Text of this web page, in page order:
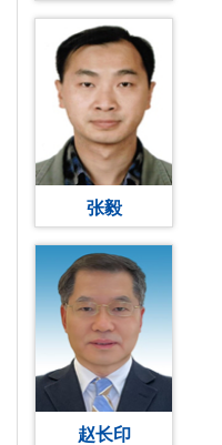
张毅
赵长印